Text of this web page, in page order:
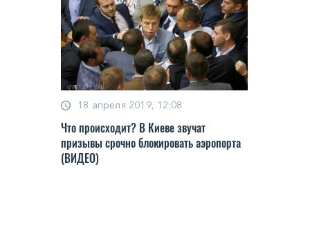
18 апреля 2019, 12:08
Что происходит? В Киеве звучат
призывы срочно блокировать аэропорта
(ВИДЕО)